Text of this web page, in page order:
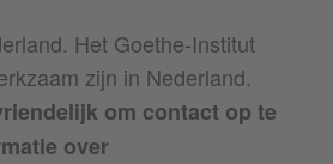
Het Goethe-Institut
zijn in Nederland.
om contact op te
over